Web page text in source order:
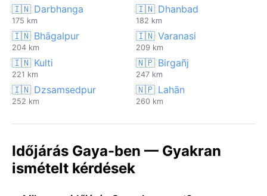
🇮🇳 Darbhanga
175 km
🇮🇳 Dhanbad
182 km
🇮🇳 Bhāgalpur
204 km
🇮🇳 Varanasi
209 km
🇮🇳 Kulti
221 km
🇳🇵 Birgañj
247 km
🇮🇳 Dzsamsedpur
252 km
🇳🇵 Lahān
260 km
Időjárás Gaya-ben — Gyakran
ismételt kérdések